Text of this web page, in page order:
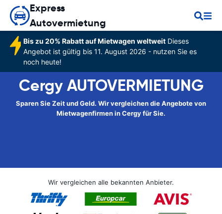
Express
Autovermietung
Bis zu 20% Rabatt auf Mietwagen weltweitDieses
Angebot ist gültig bis 11. August 2026 - nutzen Sie es
noch heute!
Cergy AUTOVERMIETUNG
Sparen Sie Zeit und Geld. Wir vergleichen die Angebote von
Mietwagenfirmen in Cergy für Sie.
Wir vergleichen alle bekannten Anbieter.